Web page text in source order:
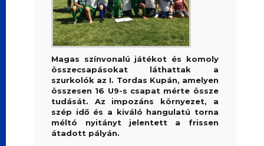
Magas színvonalú játékot és komoly
összecsapásokat láthattak a
szurkolók az I. Tordas Kupán, amelyen
összesen 16 U9-s csapat mérte össze
tudását. Az impozáns környezet, a
szép idő és a kiváló hangulatú torna
méltó nyitányt jelentett a frissen
átadott pályán.